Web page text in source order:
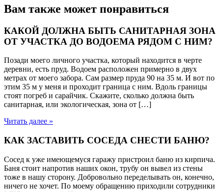
Вам также может понравиться
КАКОЙ ДОЛЖНА БЫТЬ САНИТАРНАЯ ЗОНА
ОТ УЧАСТКА ДО ВОДОЕМА РЯДОМ С НИМ?
Позади моего личного участка, который находится в черте
деревни, есть пруд. Водоем расположен примерно в двух
метрах от моего забора. Сам размер пруда 90 на 35 м. И вот по
этим 35 м у меня и проходит граница с ним. Вдоль границы
стоят погреб и сарайчик. Скажите, сколько должна быть
санитарная, или экологическая, зона от […]
Читать далее »
КАК ЗАСТАВИТЬ СОСЕДА СНЕСТИ БАНЮ?
Сосед к уже имеющемуся гаражу пристроил баню из кирпича.
Баня стоит напротив наших окон, трубу он вывел из стены
тоже в нашу сторону. Добровольно переделывать он, конечно,
ничего не хочет. По моему обращению приходили сотрудники